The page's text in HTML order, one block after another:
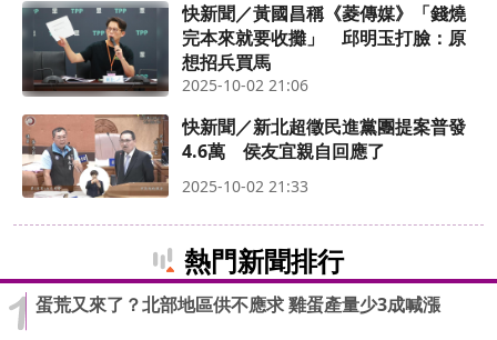
快新聞／黃國昌稱《菱傳媒》「錢燒
完本來就要收攤」 邱明玉打臉：原
想招兵買馬
2025-10-02 21:06
快新聞／新北超徵民進黨團提案普發
4.6萬 侯友宜親自回應了
2025-10-02 21:33
熱門新聞排行
蛋荒又來了？北部地區供不應求 雞蛋產量少3成喊漲